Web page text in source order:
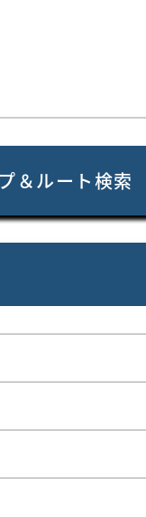
＆ルート検索